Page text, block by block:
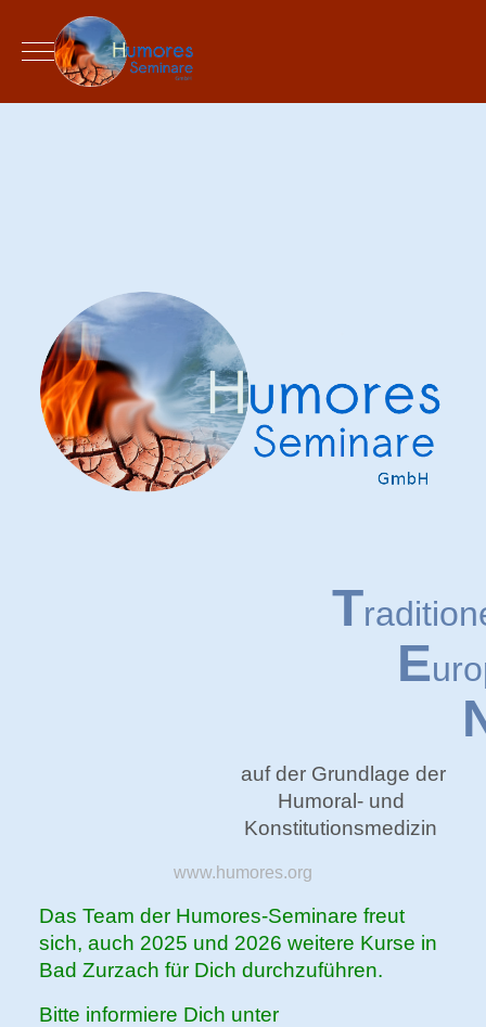
Mobile Menu Toggle
T
E
auf der Grundlage der
Humoral- und
Konstitutionsmedizin
www.humores.org
Das Team der Humores-Seminare freut
sich, auch 2025 und 2026 weitere Kurse in
Bad Zurzach für Dich durchzuführen.
Bitte informiere Dich unter